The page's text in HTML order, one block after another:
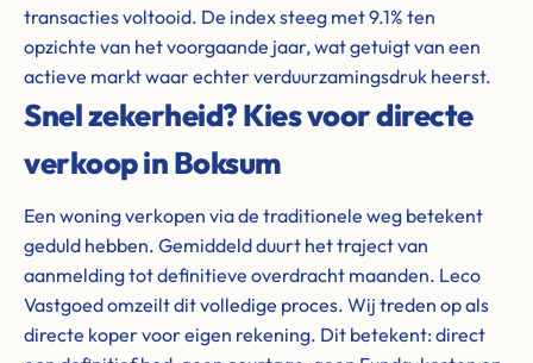
transacties voltooid. De index steeg met 9.1% ten
opzichte van het voorgaande jaar, wat getuigt van een
actieve markt waar echter verduurzamingsdruk heerst.
Snel zekerheid? Kies voor directe
verkoop in Boksum
Een woning verkopen via de traditionele weg betekent
geduld hebben. Gemiddeld duurt het traject van
aanmelding tot definitieve overdracht maanden. Leco
Vastgoed omzeilt dit volledige proces. Wij treden op als
directe koper voor eigen rekening. Dit betekent: direct